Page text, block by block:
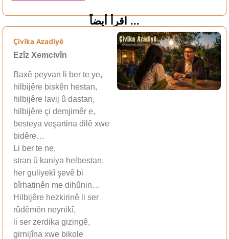
اقرأ أيضاً ...
Çivîka Azadiyê
Ezîz Xemcivîn
Baxê peyvan li ber te ye,
hilbijêre biskên hestan,
hilbijêre lavij û dastan,
hilbijêre çi demjimêr e,
besteya veşartina dilê xwe
bidêre…
Li ber te ne,
stran û kaniya helbestan,
her guliyekî şevê bi
bîrhatinên me dihûnin…
Hilbijêre hezkirinê li ser
rûdêmên neynikî,
li ser zerdika gizingê,
girnijîna xwe bikole